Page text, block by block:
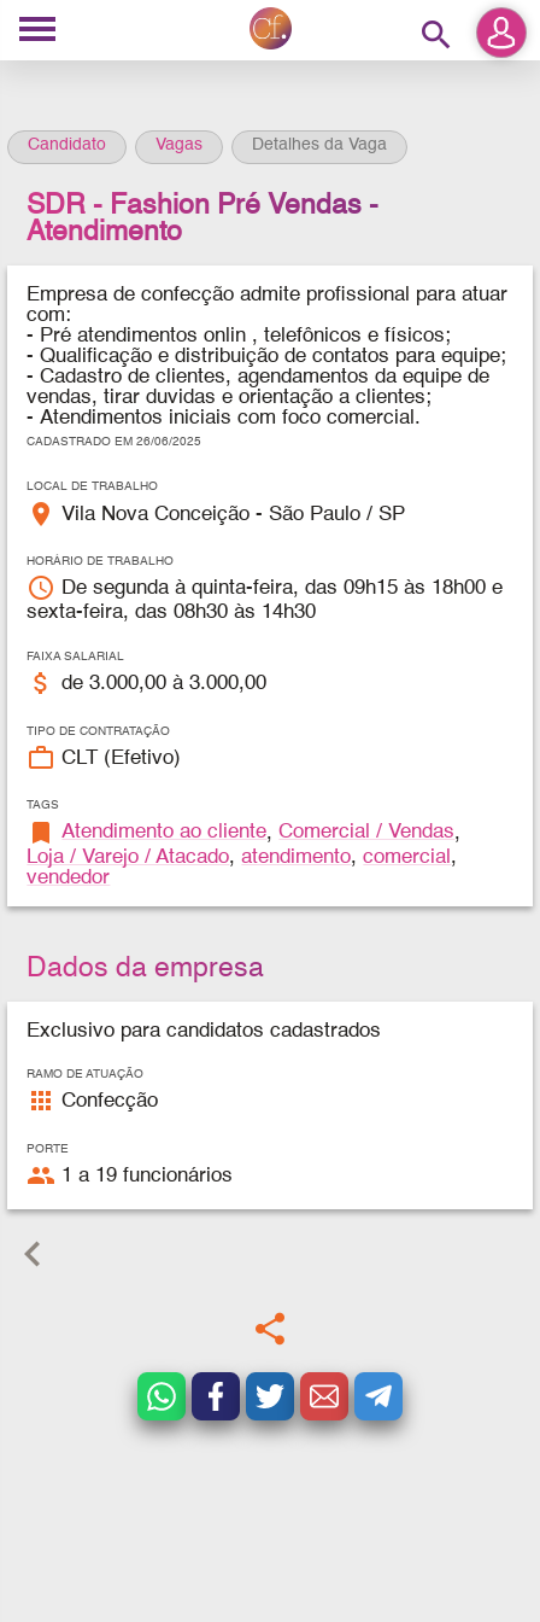
search
Candidato Vagas Detalhes da Vaga
SDR - Fashion Pré Vendas -
Atendimento
Empresa de confecção admite profissional para atuar
com:
- Pré atendimentos onlin , telefônicos e físicos;
- Qualificação e distribuição de contatos para equipe;
- Cadastro de clientes, agendamentos da equipe de
vendas, tirar duvidas e orientação a clientes;
- Atendimentos iniciais com foco comercial.
CADASTRADO EM 26/06/2025
LOCAL DE TRABALHO
place Vila Nova Conceição - São Paulo / SP
HORÁRIO DE TRABALHO
access_time De segunda à quinta-feira, das 09h15 às 18h00 e
sexta-feira, das 08h30 às 14h30
FAIXA SALARIAL
attach_money de 3.000,00 à 3.000,00
TIPO DE CONTRATAÇÃO
work_outline CLT (Efetivo)
TAGS
bookmark Atendimento ao cliente,Comercial / Vendas,
Loja / Varejo / Atacado,atendimento,comercial ,
vendedor
Dados da empresa
Exclusivo para candidatos cadastrados
RAMO DE ATUAÇÃO
apps Confecção
PORTE
people 1 a 19 funcionários
keyboard_arrow_left
share